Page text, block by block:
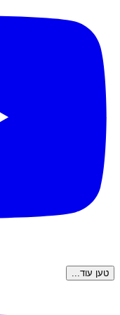
טען עוד...